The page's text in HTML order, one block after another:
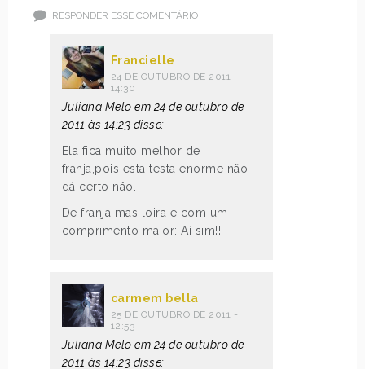
RESPONDER ESSE COMENTÁRIO
Francielle
24 DE OUTUBRO DE 2011 -
14:30
Juliana Melo em 24 de outubro de
2011 às 14:23 disse:
Ela fica muito melhor de
franja,pois esta testa enorme não
dá certo não.
De franja mas loira e com um
comprimento maior: Aí sim!!
carmem bella
25 DE OUTUBRO DE 2011 -
12:53
Juliana Melo em 24 de outubro de
2011 às 14:23 disse: